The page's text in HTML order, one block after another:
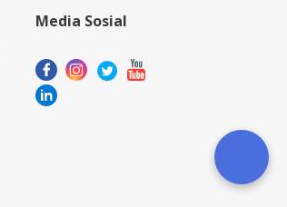
Media Sosial